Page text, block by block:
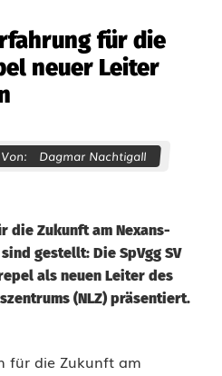
für die
neuer Leiter
Von: Dagmar Nachtigall
die Zukunft am Nexans-
gestellt: Die SpVgg SV
als neuen Leiter des
(NLZ) präsentiert.